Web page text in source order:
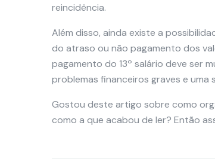
reincidência.
Além disso, ainda existe a
do atraso ou não pagamento dos
pagamento do 13º salário deve ser
problemas financeiros graves e
Gostou deste artigo sobre como
como a que acabou de ler? Então